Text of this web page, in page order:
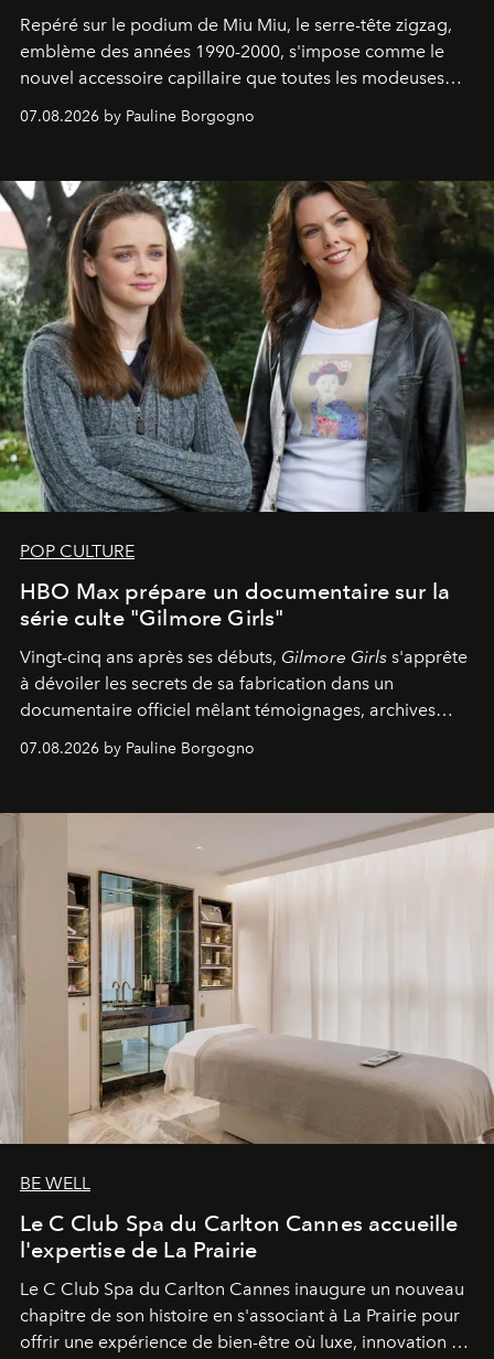
Repéré sur le podium de Miu Miu, le serre-tête zigzag,
emblème des années 1990-2000, s'impose comme le
nouvel accessoire capillaire que toutes les modeuses
07.08.2026 by Pauline Borgogno
POP CULTURE
HBO Max prépare un documentaire sur la
série culte "Gilmore Girls"
Vingt-cinq ans après ses débuts, Gilmore Girls s'apprête
à dévoiler les secrets de sa fabrication dans un
documentaire officiel mêlant témoignages, archives
générationnel.
07.08.2026 by Pauline Borgogno
BE WELL
Le C Club Spa du Carlton Cannes accueille
l'expertise de La Prairie
Le C Club Spa du Carlton Cannes inaugure un nouveau
chapitre de son histoire en s'associant à La Prairie pour
offrir une expérience de bien-être où luxe, innovation et